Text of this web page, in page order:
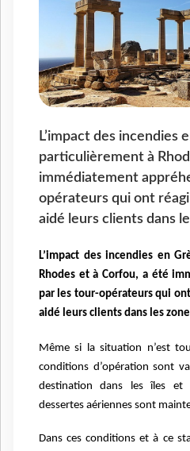
L’impact des incendies
particulièrement à
immédiatement
opérateurs qui ont
aidé leurs clients dans
L’impact des incendies en
Rhodes et à Corfou, a été
par les tour-opérateurs qui
aidé leurs clients dans les
Même si la situation n’est
conditions d’opération sont
destination dans les îles et
dessertes aériennes sont
Dans ces conditions et à ce